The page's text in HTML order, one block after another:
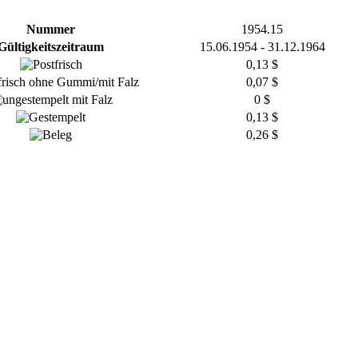
Nummer
1954.15
15.06.1954 - 31.12.1964
0,13 $
0,07 $
0 $
0,13 $
0,26 $